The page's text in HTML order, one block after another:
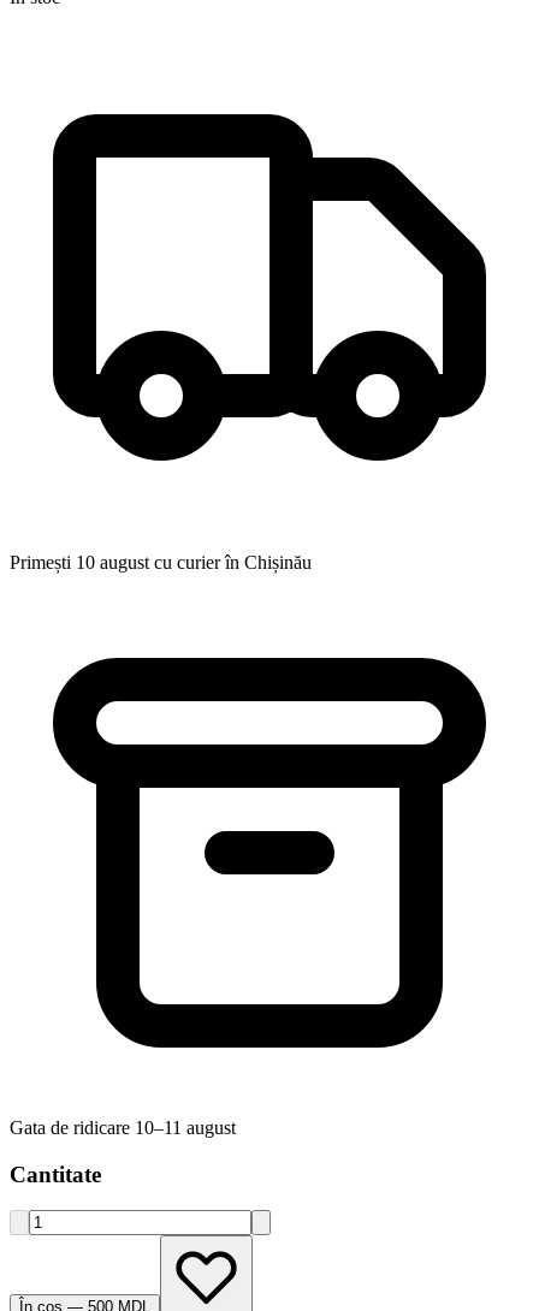
Primești 10 august cu curier în Chișinău
Gata de ridicare 10–11 august
Cantitate
În coș — 500 MDL